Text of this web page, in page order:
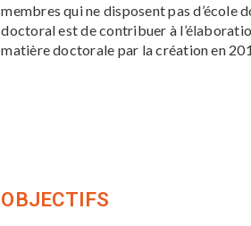
membres qui ne disposent pas
doctoral est de contribuer à
matière doctorale par la création en
OBJECTIFS